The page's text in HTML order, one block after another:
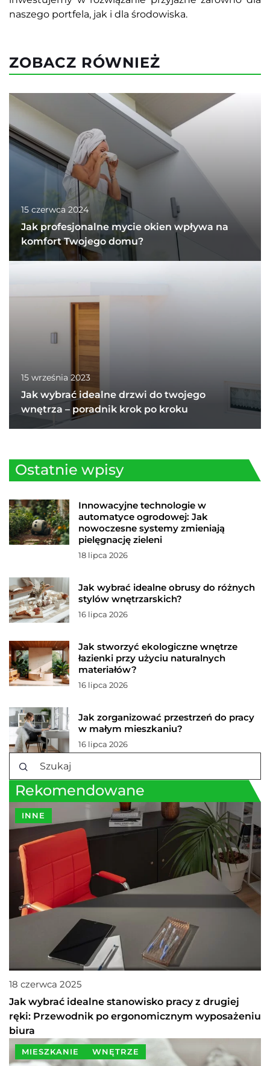
naszego portfela, jak i dla środowiska.
ZOBACZ RÓWNIEŻ
15 czerwca 2024
Jak profesjonalne mycie okien wpływa na
komfort Twojego domu?
15 września 2023
Jak wybrać idealne drzwi do twojego
wnętrza – poradnik krok po kroku
Ostatnie wpisy
Innowacyjne technologie w
automatyce ogrodowej: Jak
nowoczesne systemy zmieniają
pielęgnację zieleni
18 lipca 2026
Jak wybrać idealne obrusy do różnych
stylów wnętrzarskich?
16 lipca 2026
Jak stworzyć ekologiczne wnętrze
łazienki przy użyciu naturalnych
materiałów?
16 lipca 2026
Jak zorganizować przestrzeń do pracy
w małym mieszkaniu?
16 lipca 2026
Rekomendowane
INNE
18 czerwca 2025
Jak wybrać idealne stanowisko pracy z drugiej
ręki: Przewodnik po ergonomicznym wyposażeniu
biura
MIESZKANIE WNĘTRZE